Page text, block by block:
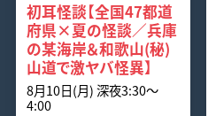
初耳怪談【全国47都道
府県×夏の怪談／兵庫
の某海岸＆和歌山(秘)
山道で激ヤバ怪異】
8月10日(月) 深夜3:30〜
4:00